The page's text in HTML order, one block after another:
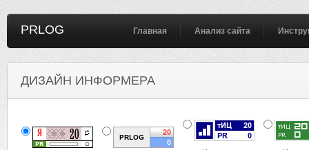
PRLOG Главная Анализ сайта
ДИЗАЙН ИНФОРМЕРА